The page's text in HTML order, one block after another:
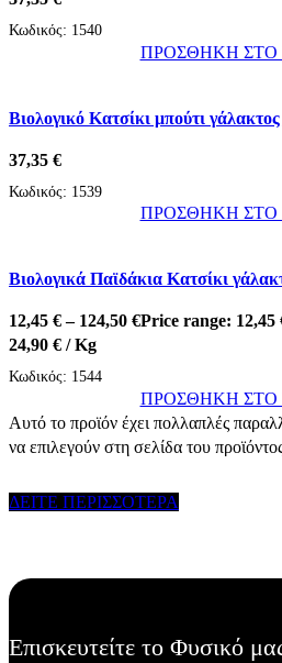
Κωδικός: 1540
ΠΡΟΣΘΗΚΗ ΣΤΟ
Βιολογικό Κατσίκι μπούτι
37,35 €
Κωδικός: 1539
ΠΡΟΣΘΗΚΗ ΣΤΟ
Βιολογικά Παϊδάκια Κατσίκι
12,45 € – 124,50 €Price range: 12,45
24,90 € / Kg
Κωδικός: 1544
ΠΡΟΣΘΗΚΗ ΣΤΟ
Αυτό το προϊόν έχει πολλαπλές
να επιλεγούν στη σελίδα του
ΔΕΙΤΕ ΠΕΡΙΣΣΟΤΕΡΑ
Επισκευτείτε το Φυσικό